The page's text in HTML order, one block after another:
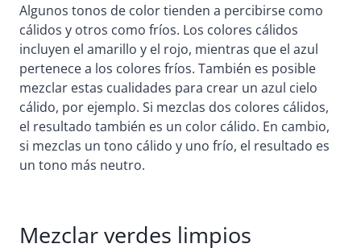
Algunos tonos de color tienden a percibirse como
cálidos y otros como fríos. Los colores cálidos
incluyen el amarillo y el rojo, mientras que el azul
pertenece a los colores fríos. También es posible
mezclar estas cualidades para crear un azul cielo
cálido, por ejemplo. Si mezclas dos colores cálidos,
el resultado también es un color cálido. En cambio,
si mezclas un tono cálido y uno frío, el resultado es
un tono más neutro.
Mezclar verdes limpios